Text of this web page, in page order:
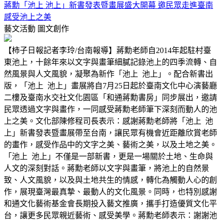
蔣勳「池上 池上」新書發表暨畫展盛大開幕 邀民眾走進臺南
感受池上之美
藝文活動 圖文創作
【柿子日報記者李玲/台南報導】蔣勳老師自2014年起駐村臺
東池上，十餘年來以文字與畫筆細膩記錄池上的四季流轉、自
然風景與人文風貌，凝聚為新作「池上 池上」。配合新書出
版，「池上 池上」畫展將自7月25日起於臺南文化中心演藝廳
二樓及臺南水交社文化園區「和通蔣勳書房」同步展出，邀請
民眾透過文字與畫作，一同感受蔣勳老師筆下深刻而動人的池
上之美。文化部陳修程司長表示：感謝蔣勳老師將「池上 池
上」新書發表暨畫展帶至台南，讓民眾有機會近距離欣賞老師
的畫作，感受作品中的文字之美、藝術之美，以及土地之美。
「池上 池上」不僅是一部新書，更是一場關於土地、生命與
人文的深刻對話。蔣勳老師以文字與畫筆，將池上的自然景
致、人文風貌，以及與土地共生的情感，轉化為觸動人心的創
作，展現臺灣最真摯、最動人的文化風景。同時，也特別感謝
和通文化藝術基金會長期投入藝文推廣，攜手打造優質文化平
台，讓更多民眾親近藝術、感受美學。蔣勳老師表示：謝謝池